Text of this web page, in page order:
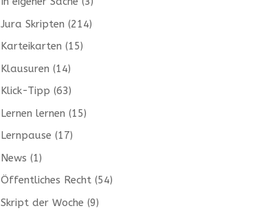
Jura Skripten (214)
Karteikarten (15)
Klausuren (14)
Klick-Tipp (63)
Lernen lernen (15)
Lernpause (17)
News (1)
Öffentliches Recht(54)
Skript der Woche (9)